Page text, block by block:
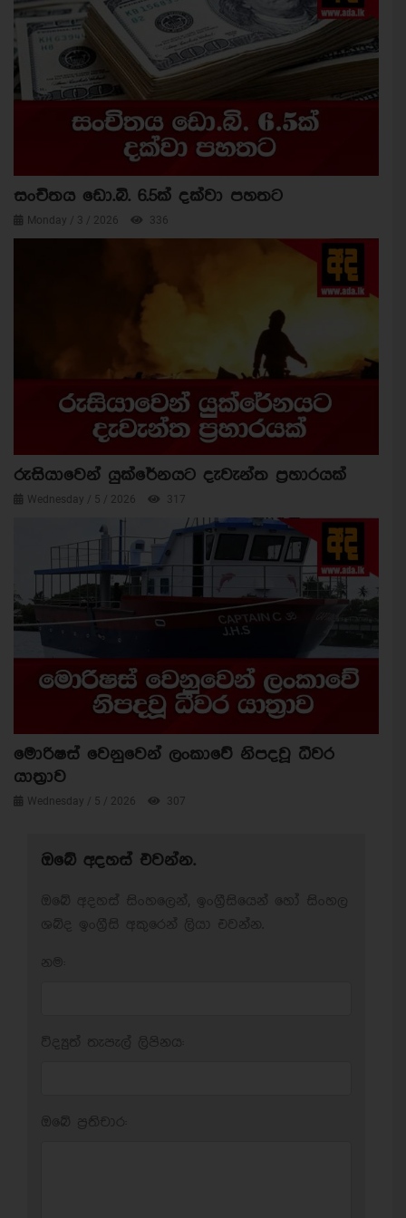
සංචිතය ඩො.බි. 6.5ක් දක්වා පහතට
Monday / 3 / 2026 336
රුසියාවෙන් යුක්රේනයට දැවැන්ත ප්‍රහාරයක්
Wednesday / 5 / 2026 317
මොරිෂස් වෙනුවෙන් ලංකාවේ නිපදවූ ධීවර
යාත්‍රාව
Wednesday / 5 / 2026 307
ඔබේ අදහස් එවන්න.